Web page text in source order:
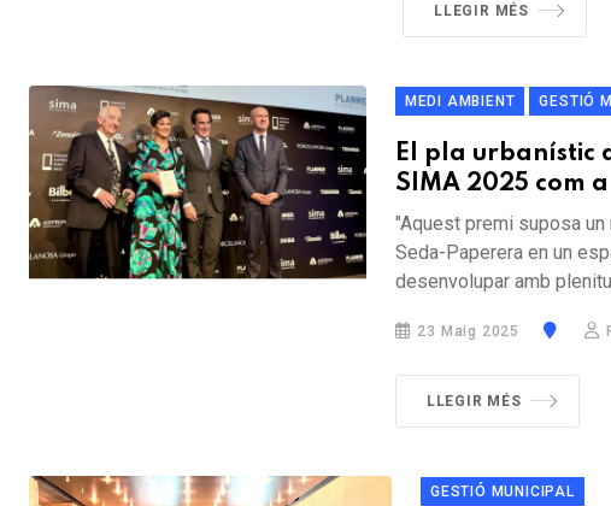
LLEGIR MÉS
MEDI AMBIENT GESTIÓ
El pla urbanístic
SIMA 2025 com
"Aquest premi suposa
Seda-Paperera en un
desenvolupar amb
23 Maig 2025
LLEGIR MÉS
GESTIÓ MUNICIPAL